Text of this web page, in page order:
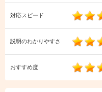
対応スピード
説明のわかりやすさ
おすすめ度